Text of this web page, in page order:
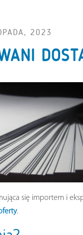
2023
się importem i
.